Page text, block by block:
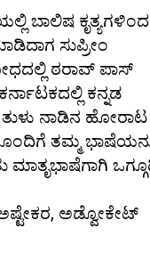
ಬಾಲಿಷ ಕೃತ್ಯಗಳಿಂದ
ಸುಪ್ರೀಂ
ಠರಾವ್ ಪಾಸ್
ಕನ್ನಡ
ನಾಡಿನ ಹೋರಾಟ
ತಮ್ಮ
ಅಡ್ವೋಕೇಟ್